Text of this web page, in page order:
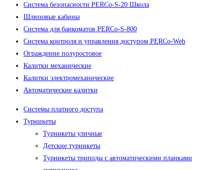
Система безопасности PERCo-S-20 Школа
Шлюзовые кабины
Система для банкоматов PERCo-S-800
Система контроля и управления доступом PERCo-Web
Ограждение полуростовое
Калитки механические
Калитки электромеханические
Автоматические калитки
Меню
Системы платного доступа
Турникеты
Турникеты уличные
Детские турникеты
Турникеты триподы с автоматическими планками